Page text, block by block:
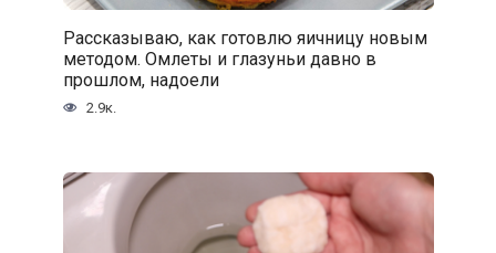
Рассказываю, как готовлю яичницу новым
методом. Омлеты и глазуньи давно в
прошлом, надоели
2.9к.